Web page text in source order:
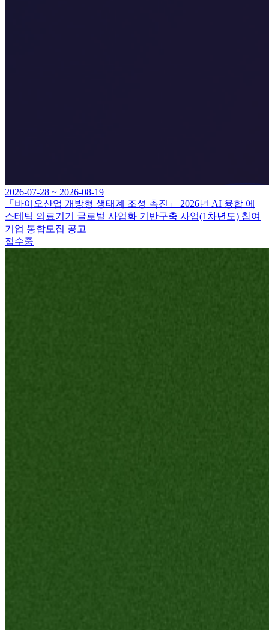
2026-07-28 ~ 2026-08-19
「바이오산업 개방형 생태계 조성 촉진」 2026년 AI 융합 에
스테틱 의료기기 글로벌 사업화 기반구축 사업(1차년도) 참여
기업 통합모집 공고
접수중